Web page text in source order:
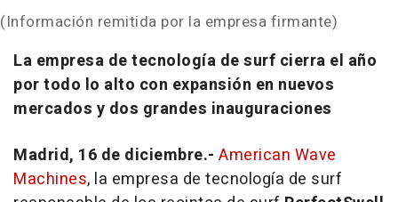
(Información remitida por la empresa firmante)
La empresa de tecnología de surf cierra el año
por todo lo alto con expansión en nuevos
mercados y dos grandes inauguraciones
Madrid, 16 de diciembre.- American Wave
Machines, la empresa de tecnología de surf